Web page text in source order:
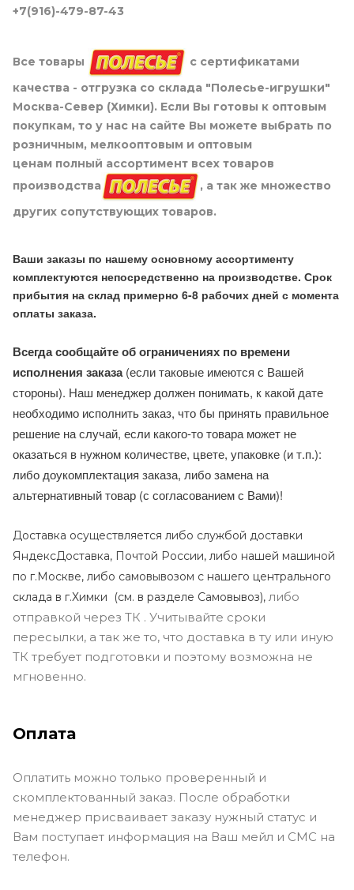
+7(916)-479-87-43
Все товары
с сертификатами
качества - отгрузка со склада "Полесье-игрушки"
Москва-Север (Химки). Если Вы готовы к оптовым
покупкам, то у нас на сайте Вы можете выбрать по
розничным, мелкооптовым и оптовым
ценам полный ассортимент всех товаров
производства
, а так же множество
других сопутствующих товаров.
Ваши заказы по нашему основному ассортименту
комплектуются непосредственно на производстве. Срок
прибытия на склад примерно 6-8 рабочих дней с момента
оплаты заказа.
Всегда сообщайте об ограничениях по времени
исполнения заказа(если таковые имеются с Вашей
стороны). Наш менеджер должен понимать, к какой дате
необходимо исполнить заказ, что бы принять правильное
решение на случай, если какого-то товара может не
оказаться в нужном количестве, цвете, упаковке (и т.п.):
либо доукомплектация заказа, либо замена на
альтернативный товар (с согласованием с Вами)!
Доставка осуществляется либо службой доставки
ЯндексДоставка, Почтой России, либо нашей машиной
по г.Москве, либо самовывозом с нашего центрального
склада в г.Химки (см. в разделе Самовывоз), либо
отправкой через ТК . Учитывайте сроки
пересылки, а так же то, что доставка в ту или иную
ТК требует подготовки и поэтому возможна не
мгновенно.
Оплата
Оплатить можно только проверенный и
скомплектованный заказ. После обработки
менеджер присваивает заказу нужный статус и
Вам поступает информация на Ваш мейл и СМС на
телефон.